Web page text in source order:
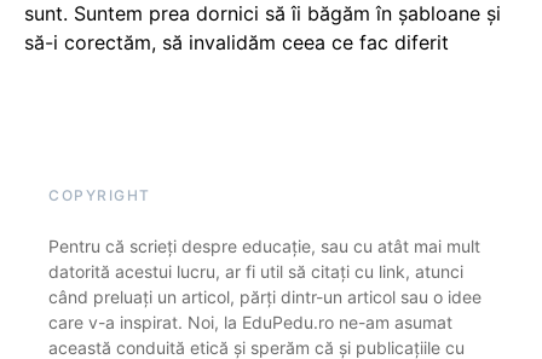
sunt. Suntem prea dornici să îi băgăm în șabloane și
să-i corectăm, să invalidăm ceea ce fac diferit
COPYRIGHT
Pentru că scrieți despre educație, sau cu atât mai mult
datorită acestui lucru, ar fi util să citați cu link, atunci
când preluați un articol, părți dintr-un articol sau o idee
care v-a inspirat. Noi, la EduPedu.ro ne-am asumat
această conduită etică și sperăm că și publicațiile cu